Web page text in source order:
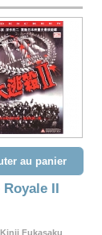
au panier
II
Fukasaku